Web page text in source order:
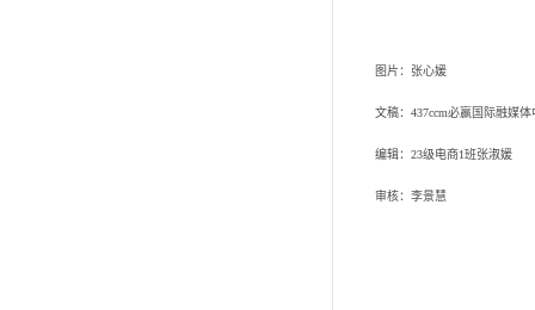
图片：张心媛
文稿：437ccm必嬴国际融媒体
编辑： 23级电商1班张淑媛
审核：李景慧